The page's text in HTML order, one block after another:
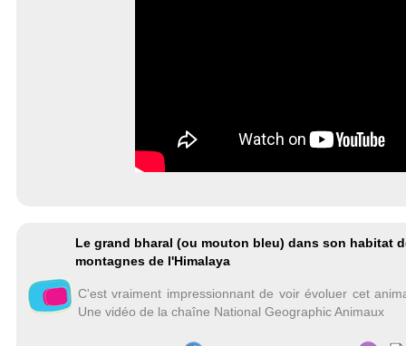
Le grand bharal (ou mouton bleu) dans son habitat
montagnes de l'Himalaya
C'est vraiment impressionnant de voir évoluer cet
Une vidéo de la chaîne National Geographic Animaux